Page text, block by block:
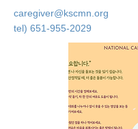
caregiver@kscmn.org
tel) 651-955-2029